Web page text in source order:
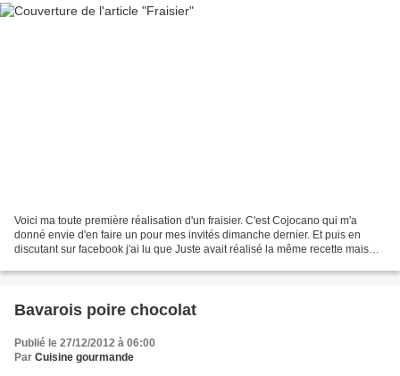
Voici ma toute première réalisation d'un fraisier. C'est Cojocano qui m'a
donné envie d'en faire un pour mes invités dimanche dernier. Et puis en
discutant sur facebook j'ai lu que Juste avait réalisé la même recette mais
Bavarois poire chocolat
Publié le 27/12/2012 à 06:00
Par Cuisine gourmande